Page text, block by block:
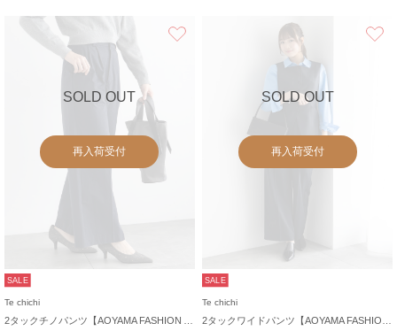
SOLD OUT
再入荷受付
SALE
Te chichi
SOLD OUT
再入荷受付
SALE
Te chichi